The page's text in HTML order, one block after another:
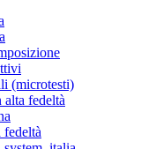
(microtesti)
alta fedeltà